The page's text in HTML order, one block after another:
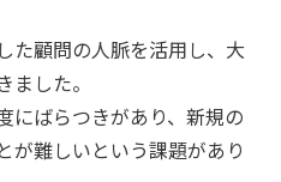
た顧問の人脈を活用し、大
した。
にばらつきがあり、新規の
が難しいという課題があり